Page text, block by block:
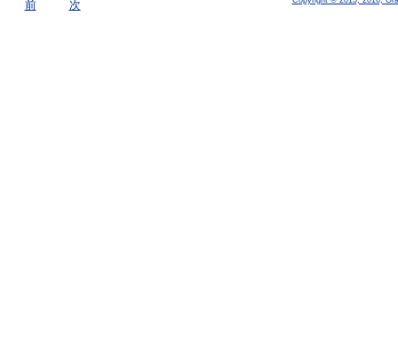
前 次